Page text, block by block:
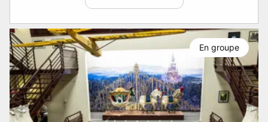
En groupe